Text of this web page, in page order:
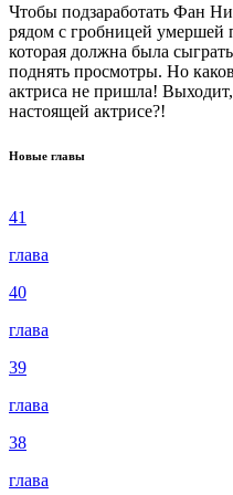
Чтобы подзаработать Фан
рядом с гробницей умершей
которая должна была
поднять просмотры. Но
актриса не пришла!
настоящей актрисе?!
Новые главы
41
глава
40
глава
39
глава
38
глава